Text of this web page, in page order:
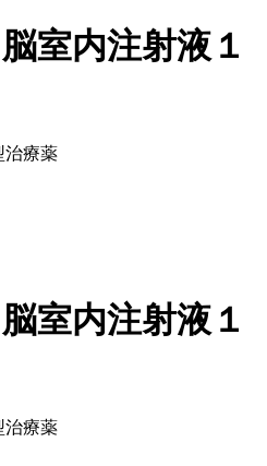
室内注射液１
治療薬
室内注射液１
治療薬